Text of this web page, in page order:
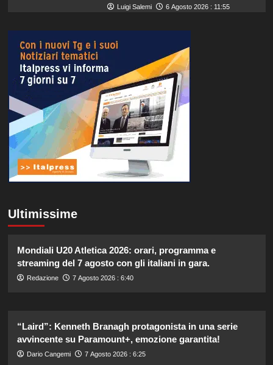
Luigi Salemi 6 Agosto 2026 : 11:55
Ultimissime
Mondiali U20 Atletica 2026: orari, programma e
streaming del 7 agosto con gli italiani in gara.
Redazione 7 Agosto 2026 : 6:40
“Laird”: Kenneth Branagh protagonista in una serie
avvincente su Paramount+, emozione garantita!
Dario Cangemi 7 Agosto 2026 : 6:25